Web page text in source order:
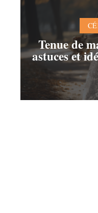
Tenue de
astuces et